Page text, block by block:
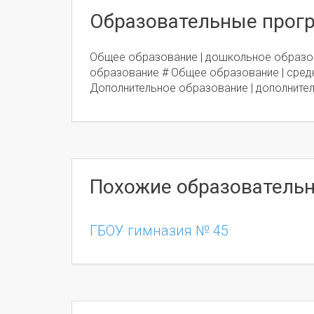
Образовательные
Общее образование | дошкольное
образование # Общее образование |
Дополнительное образование |
Похожие
ГБОУ гимназия № 45